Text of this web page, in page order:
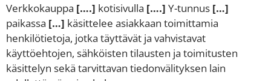
Verkkokauppa [….] kotisivulla [….] Y-tunnus […]
paikassa […] käsittelee asiakkaan toimittamia
henkilötietoja, jotka täyttävät ja vahvistavat
käyttöehtojen, sähköisten tilausten ja toimitusten
käsittelyn sekä tarvittavan tiedonvälityksen lain